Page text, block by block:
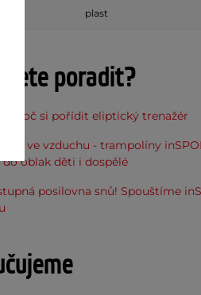
plast
poradit?
proč si pořídit eliptický trenažér
ve vzduchu - trampolíny
do oblak děti i dospělé
posilovna snů! Spouštíme